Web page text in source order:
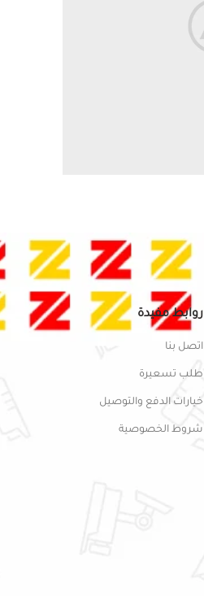
روابط مفيدة
اتصل بنا
طلب تسعيرة
خيارات الدفع والتوصيل
شروط الخصوصية